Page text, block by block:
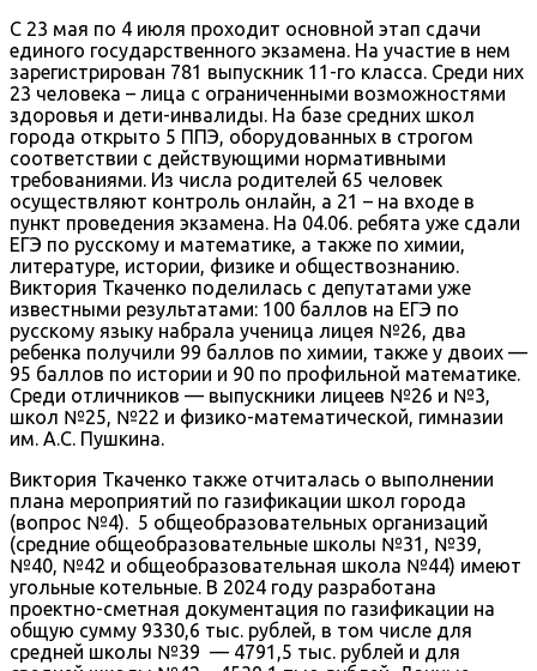
С 23 мая по 4 июля проходит основной этап сдачи
единого государственного экзамена. На участие в нем
зарегистрирован 781 выпускник 11-го класса. Среди них
23 человека – лица с ограниченными возможностями
здоровья и дети-инвалиды. На базе средних школ
города открыто 5 ППЭ, оборудованных в строгом
соответствии с действующими нормативными
требованиями. Из числа родителей 65 человек
осуществляют контроль онлайн, а 21 – на входе в
пункт проведения экзамена. На 04.06. ребята уже сдали
ЕГЭ по русскому и математике, а также по химии,
литературе, истории, физике и обществознанию.
Виктория Ткаченко поделилась с депутатами уже
известными результатами: 100 баллов на ЕГЭ по
русскому языку набрала ученица лицея №26, два
ребенка получили 99 баллов по химии, также у двоих —
95 баллов по истории и 90 по профильной математике.
Среди отличников — выпускники лицеев №26 и №3,
школ №25, №22 и физико-математической, гимназии
им. А.С. Пушкина.
Виктория Ткаченко также отчиталась о выполнении
плана мероприятий по газификации школ города
(вопрос №4). 5 общеобразовательных организаций
(средние общеобразовательные школы №31, №39,
№40, №42 и общеобразовательная школа №44) имеют
угольные котельные. В 2024 году разработана
проектно-сметная документация по газификации на
общую сумму 9330,6 тыс. рублей, в том числе для
средней школы №39 — 4791,5 тыс. рублей и для